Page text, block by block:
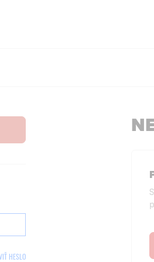
HESLO